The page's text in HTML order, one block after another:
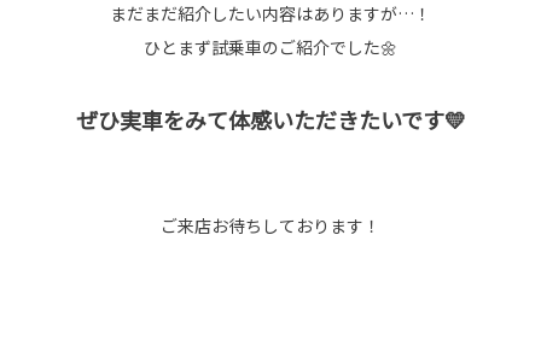
まだまだ紹介したい内容はありますが…！
ひとまず試乗車のご紹介でした🌼
ぜひ実車をみて体感いただきたいです💛
ご来店お待ちしております！